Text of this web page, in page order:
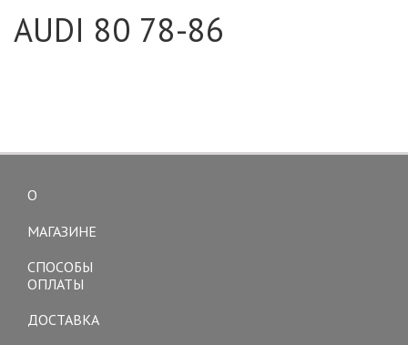
AUDI 80 78-86
О
МАГАЗИНЕ
СПОСОБЫ
ОПЛАТЫ
ДОСТАВКА